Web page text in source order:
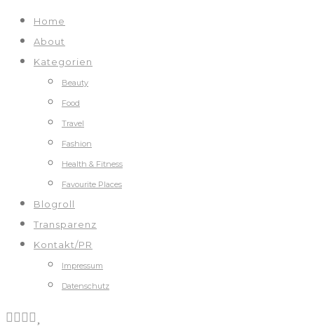
Home
About
Kategorien
Beauty
Food
Travel
Fashion
Health & Fitness
Favourite Places
Blogroll
Transparenz
Kontakt/PR
Impressum
Datenschutz